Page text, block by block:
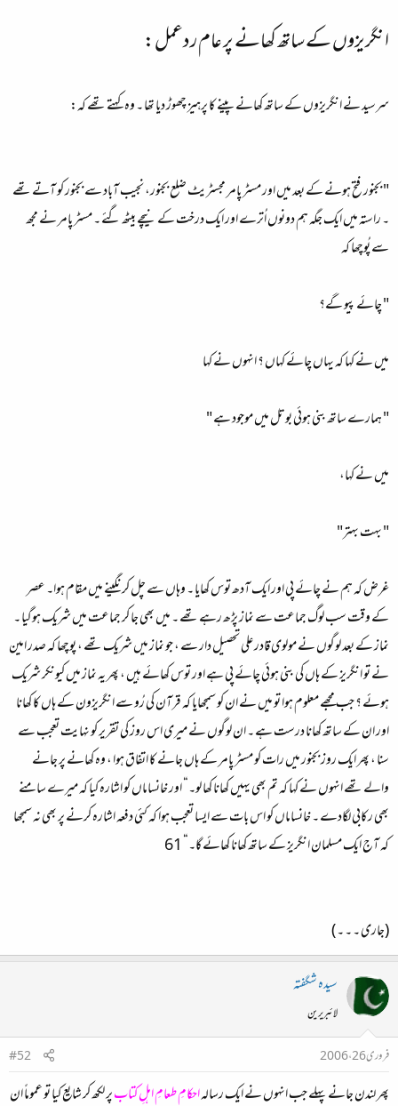
انگریزوں کے ساتھ کھانے پر عام ردعمل:
سرسید نے انگریزوں کے ساتھ کھانے پینے کا پرہیز چھوڑ دیا تھا ۔ وہ کہتے تھے کہ:
" بجنور فتح ہونے کے بعد میں اور مسٹر پامر مجسٹریٹ ضلع بجنور، نجیب آباد سے بجنور کو آتے تھے
۔ راستہ میں ایک جگہ ہم دونوں اُترے اور ایک درخت کے نیچے بیٹھ گئے ۔ مسٹر پامر نے مجھ
سے پُوچھا کہ
" چائے پیو گے؟
میں نے کہا کہ یہاں چائے کہاں ؟ انہوں نے کہا
" ہمارے ساتھ بنی ہوئی بوتل میں موجود ہے "
میں نے کہا،
" بہت بہتر"
غرض کہ ہم نے چائے پی اور ایک آدھ توس کھایا ۔ وہاں سے چل کر نگینے میں مقام ہوا۔ عصر
کے وقت سب لوگ جماعت سے نماز پڑھ رہے تھے ۔ میں بھی جا کر جماعت میں شریک ہوگیا ۔
نماز کے بعد لوگوں نے مولوی قادر علی تحصیل دار سے ، جو نماز میں شریک تھے ، پوچھا کہ صدر امین
نے تو انگریز کے ہاں کی بنی ہوئی چائے پی ہے اور توس کھائے ہیں ، پھر یہ نماز میں کیونکر شریک
ہوئے ؟ جب مجھے معلوم ہوا تو میں نے ان کو سمجھایا کہ قرآن کی رُو سے انگریزون کے ہاں کا کھانا
اور ان کے ساتھ کھانا درست ہے ۔ ان لوگوں نے میری اس روز کی تقریر کو نہایت تعجب سے
سنا ، پھر ایک روز بجنور میں رات کو مسٹر پامر کے ہاں جانے کا اتفاق ہوا ، وہ کھانے پر جانے
والے تھے انہوں نے کہا کہ تم بھی یہیں کھانا کھا لو۔“ اور خانساماں کو اشارہ کیا کہ میرے سامنے
بھی رکابی لگادے ۔ خانساماں کو اس بات سے ایسا تعجب ہوا کہ کئی دفعہ اشارہ کرنے پر بھی نہ سمجھا
کہ آج ایک مسلمان انگریز کے ساتھ کھانا کھائے گا۔“ 61
(جاری ۔ ۔ ۔ )
سیدہ شگفتہ
لائبریرین
فروری 26، 2006
#52
پھر لندن جانے پہلے جب انہوں نے ایک رسالہاحکامِ طعامِ اہلِ کتابپر لکھ کر شایع کیا تو عموماً ان